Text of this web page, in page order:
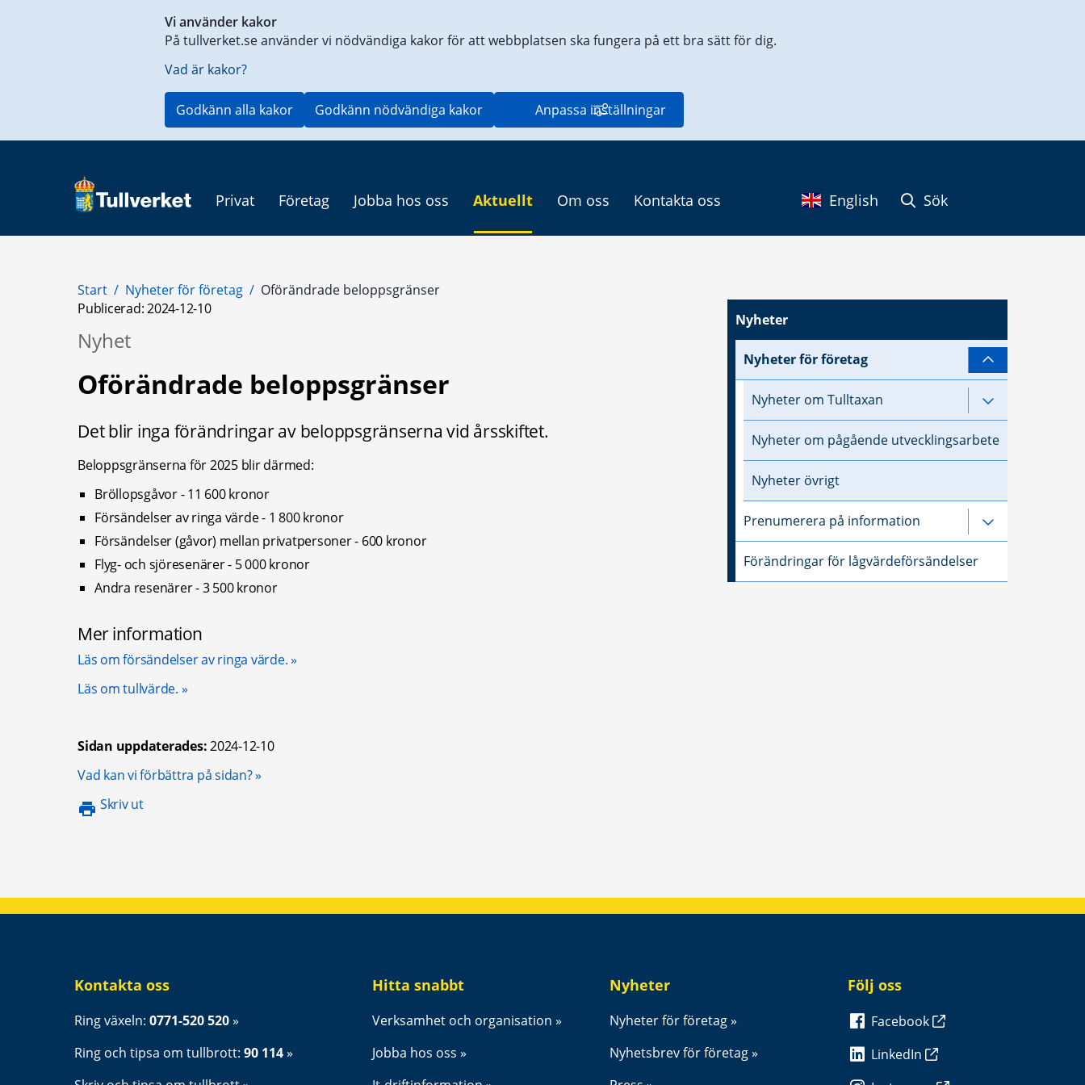
Vi använder kakor
På tullverket.se använder vi nödvändiga kakor för att webbplatsen ska fungera på ett bra sätt för dig.
Vad är kakor?
Godkänn alla kakor Godkänn nödvändiga kakor Anpassa inställningar
Privat Företag Jobba hos oss Aktuellt Om oss Kontakta oss English Sök
Start / Nyheter för företag / Oförändrade beloppsgränser
Publicerad: 2024-12-10
Nyhet
Oförändrade beloppsgränser
Det blir inga förändringar av beloppsgränserna vid årsskiftet.
Beloppsgränserna för 2025 blir därmed:
Bröllopsgåvor - 11 600 kronor
Försändelser av ringa värde - 1 800 kronor
Försändelser (gåvor) mellan privatpersoner - 600 kronor
Flyg- och sjöresenärer - 5 000 kronor
Andra resenärer - 3 500 kronor
Mer information
Läs om försändelser av ringa värde.
Läs om tullvärde.
Sidan uppdaterades:2024-12-10
Vad kan vi förbättra på sidan?Öppnas i nytt fönster.
Skriv ut
Nyheter
Nyheter för företag
Nyheter om Tulltaxan
Nyheter om pågående utvecklingsarbete
Nyheter övrigt
Prenumerera på information
Förändringar för lågvärdeförsändelser
Kontakta oss
Ring växeln: 0771-520 520
Ring och tipsa om tullbrott: 90 114
Hitta snabbt
Verksamhet och organisation
Jobba hos oss
Nyheter
Nyheter för företag
Nyhetsbrev för företag
Följ oss
Facebook
LinkedIn